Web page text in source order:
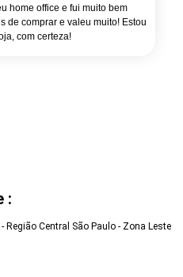
home office e fui muito bem
de comprar e valeu muito! Estou
com certeza!
:
Região Central São Paulo - Zona Leste